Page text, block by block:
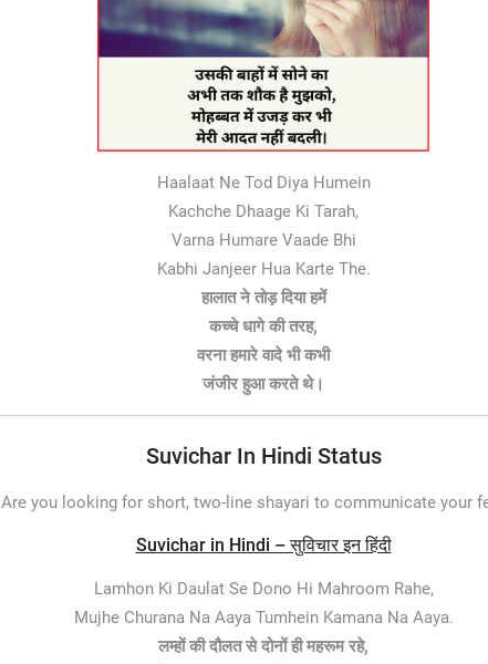
Haalaat Ne Tod Diya Humein
Kachche Dhaage Ki Tarah,
Varna Humare Vaade Bhi
Kabhi Janjeer Hua Karte The.
हालात ने तोड़ दिया हमें
कच्चे धागे की तरह,
वरना हमारे वादे भी कभी
जंजीर हुआ करते थे।
Suvichar In Hindi Status
Are you looking for short, two-line shayari to communicate your
Suvichar in Hindi – सुविचार इन हिंदी
Lamhon Ki Daulat Se Dono Hi Mahroom Rahe,
Mujhe Churana Na Aaya Tumhein Kamana Na Aaya.
लम्हों की दौलत से दोनों ही महरूम रहे,